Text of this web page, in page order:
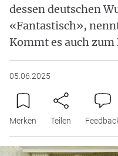
dessen deutschen
«Fantastisch»,
Kommt es auch zum
05.06.2025
Merken Teilen